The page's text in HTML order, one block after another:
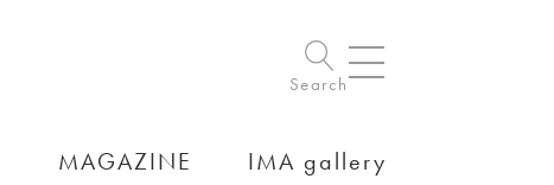
Search
MAGAZINE IMA gallery